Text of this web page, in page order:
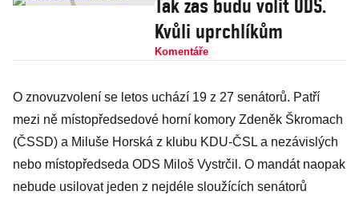
Tak zas budu volit ODS.
Kvůli uprchlíkům
Komentáře
O znovuzvolení se letos uchází 19 z 27 senátorů. Patří
mezi ně místopředsedové horní komory Zdeněk Škromach
(ČSSD) a Miluše Horská z klubu KDU-ČSL a nezávislých
nebo místopředseda ODS Miloš Vystrčil. O mandát naopak
nebude usilovat jeden z nejdéle sloužících senátorů